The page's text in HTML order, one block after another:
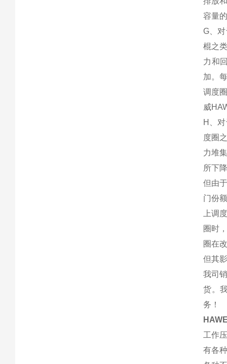
容量
G、
棍之
力和
加。
调度
威
H、
度圈
力堆
所下
但由
门份
上调
圈时
圈在
但其
我司
货。
务！
工作
有各